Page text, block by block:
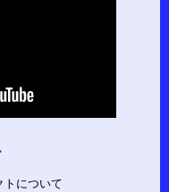
トについて